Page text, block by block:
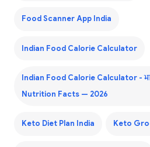
Food Scanner App India
Indian Food Calorie Calculator
Indian Food Calorie Calculator -
Nutrition Facts — 2026
Keto Diet Plan India Keto